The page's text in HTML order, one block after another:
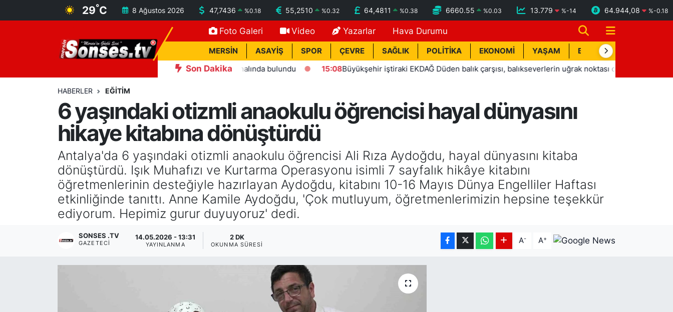
29°C 8 Ağustos 2026 47,7436 %0.18 55,2510 %0.32 64,4811 %0.38 6660.55 %0.03 13.779 %-14 64.944,08 %-0.18
Foto Galeri Video Yazarlar Hava Durumu
MERSİN ASAYİŞ SPOR ÇEVRE SAĞLIK POLİTİKA EKONOMİ YAŞAM BİK İLAN
Son Dakika
Kahramanmaraş'ta kayıp çocuk sulama kanalında bulundu 15:08Büyükşehir iştiraki EKDAĞ Düden balık çarşısı, balıkseverlerin uğrak noktası oldu
HABERLER EĞİTİM
6 yaşındaki otizmli anaokulu öğrencisi hayal dünyasını
hikaye kitabına dönüştürdü
Antalya'da 6 yaşındaki otizmli anaokulu öğrencisi Ali Rıza Aydoğdu, hayal dünyasını kitaba
dönüştürdü. Işık Muhafızı ve Kurtarma Operasyonu isimli 7 sayfalık hikâye kitabını
öğretmenlerinin desteğiyle hazırlayan Aydoğdu, kitabını 10-16 Mayıs Dünya Engelliler Haftası
etkinliğinde tanıttı. Anne Kamile Aydoğdu, 'Çok mutluyum, öğretmenlerimizin hepsine teşekkür
ediyorum. Hepimiz gurur duyuyoruz' dedi.
SONSES .TV
GAZETECI
14.05.2026 - 13:31
YAYINLANMA
2 DK
OKUNMA SÜRESI A- A+
MERSİN
GÜNÜN MANŞETİ
DÜNYA
KÜLTÜR - SANAT
MAGAZİN
SAĞLIK
Siyaset
YEREL HABER
Mersin Nöbetçi Eczaneler
Mersin Namaz Vakitleri
Mersin Trafik Yoğunluk Haritası
Süper Lig Puan Durumu ve Fikstür
Tüm Manşetler
Son Dakika Haberleri
Haber Arşivi